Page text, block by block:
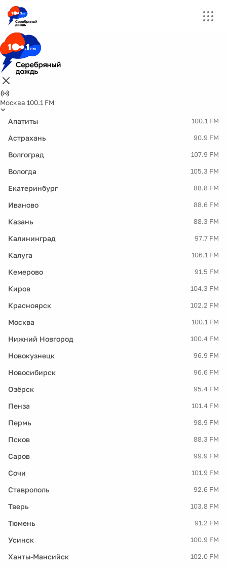
Москва 100.1 FM
Апатиты 100.1 FM
Астрахань 90.9 FM
Волгоград 107.9 FM
Вологда 105.3 FM
Екатеринбург 88.8 FM
Иваново 88.6 FM
Казань 88.3 FM
Калининград 97.7 FM
Калуга 106.1 FM
Кемерово 91.5 FM
Киров 104.3 FM
Красноярск 102.2 FM
Москва 100.1 FM
Нижний Новгород 100.4 FM
Новокузнецк 96.9 FM
Новосибирск 96.6 FM
Озёрск 95.4 FM
Пенза 101.4 FM
Пермь 98.9 FM
Псков 88.3 FM
Саров 99.9 FM
Сочи 101.9 FM
Ставрополь 92.6 FM
Тверь 103.8 FM
Тюмень 91.2 FM
Усинск 100.9 FM
Ханты-Мансийск 102.0 FM